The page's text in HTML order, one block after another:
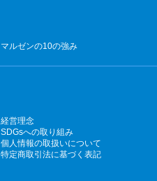
マルゼンの10の強み
経営理念
SDGsへの取り組み
個人情報の取扱いについて
特定商取引法に基づく表記